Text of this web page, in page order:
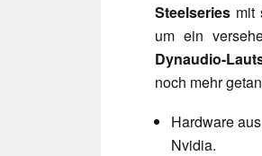
Steelseries mit
um ein
Dynaudio-
noch mehr
Hardware
Nvidia.